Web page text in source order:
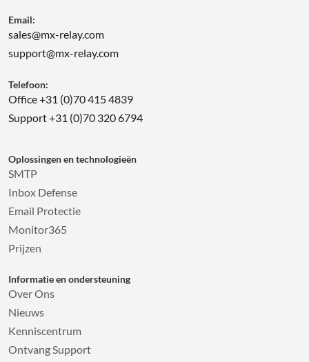
Email:
sales@mx-relay.com
support@mx-relay.com
Telefoon:
Office +31 (0)70 415 4839
Support +31 (0)70 320 6794
Oplossingen en technologieën
SMTP
Inbox Defense
Email Protectie
Monitor365
Prijzen
Informatie en ondersteuning
Over Ons
Nieuws
Kenniscentrum
Ontvang Support